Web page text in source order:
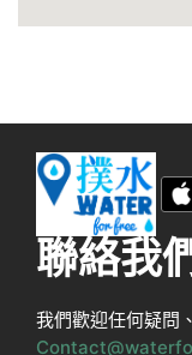
聯絡我
我們歡迎任何疑問